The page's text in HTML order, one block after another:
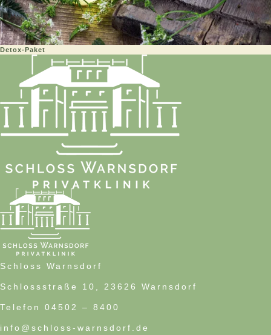
Detox-Paket
Schloss Warnsdorf
Schlossstraße 10, 23626 Warnsdorf
Telefon 04502 – 8400
info@schloss-warnsdorf.de